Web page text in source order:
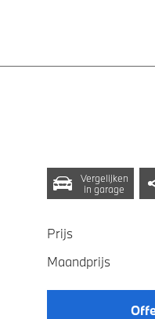
Vergelijken
in garage
Prijs
Maandprijs